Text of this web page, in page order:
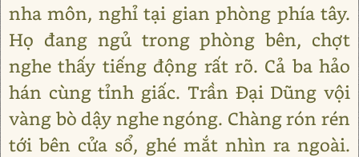
nha môn, nghỉ tại gian phòng phía tây.
Họ đang ngủ trong phòng bên, chợt
nghe thấy tiếng động rất rõ. Cả ba hảo
hán cùng tỉnh giấc. Trần Đại Dũng vội
vàng bò dậy nghe ngóng. Chàng rón rén
tới bên cửa sổ, ghé mắt nhìn ra ngoài.